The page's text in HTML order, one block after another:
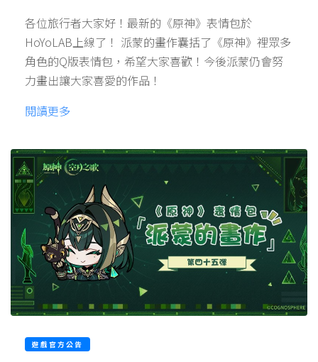
各位旅行者大家好！最新的《原神》表情包於
HoYoLAB上線了！ 派蒙的畫作囊括了《原神》裡眾多
角色的Q版表情包，希望大家喜歡！今後派蒙仍會努
力畫出讓大家喜愛的作品！
閱讀更多
遊戲官方公告